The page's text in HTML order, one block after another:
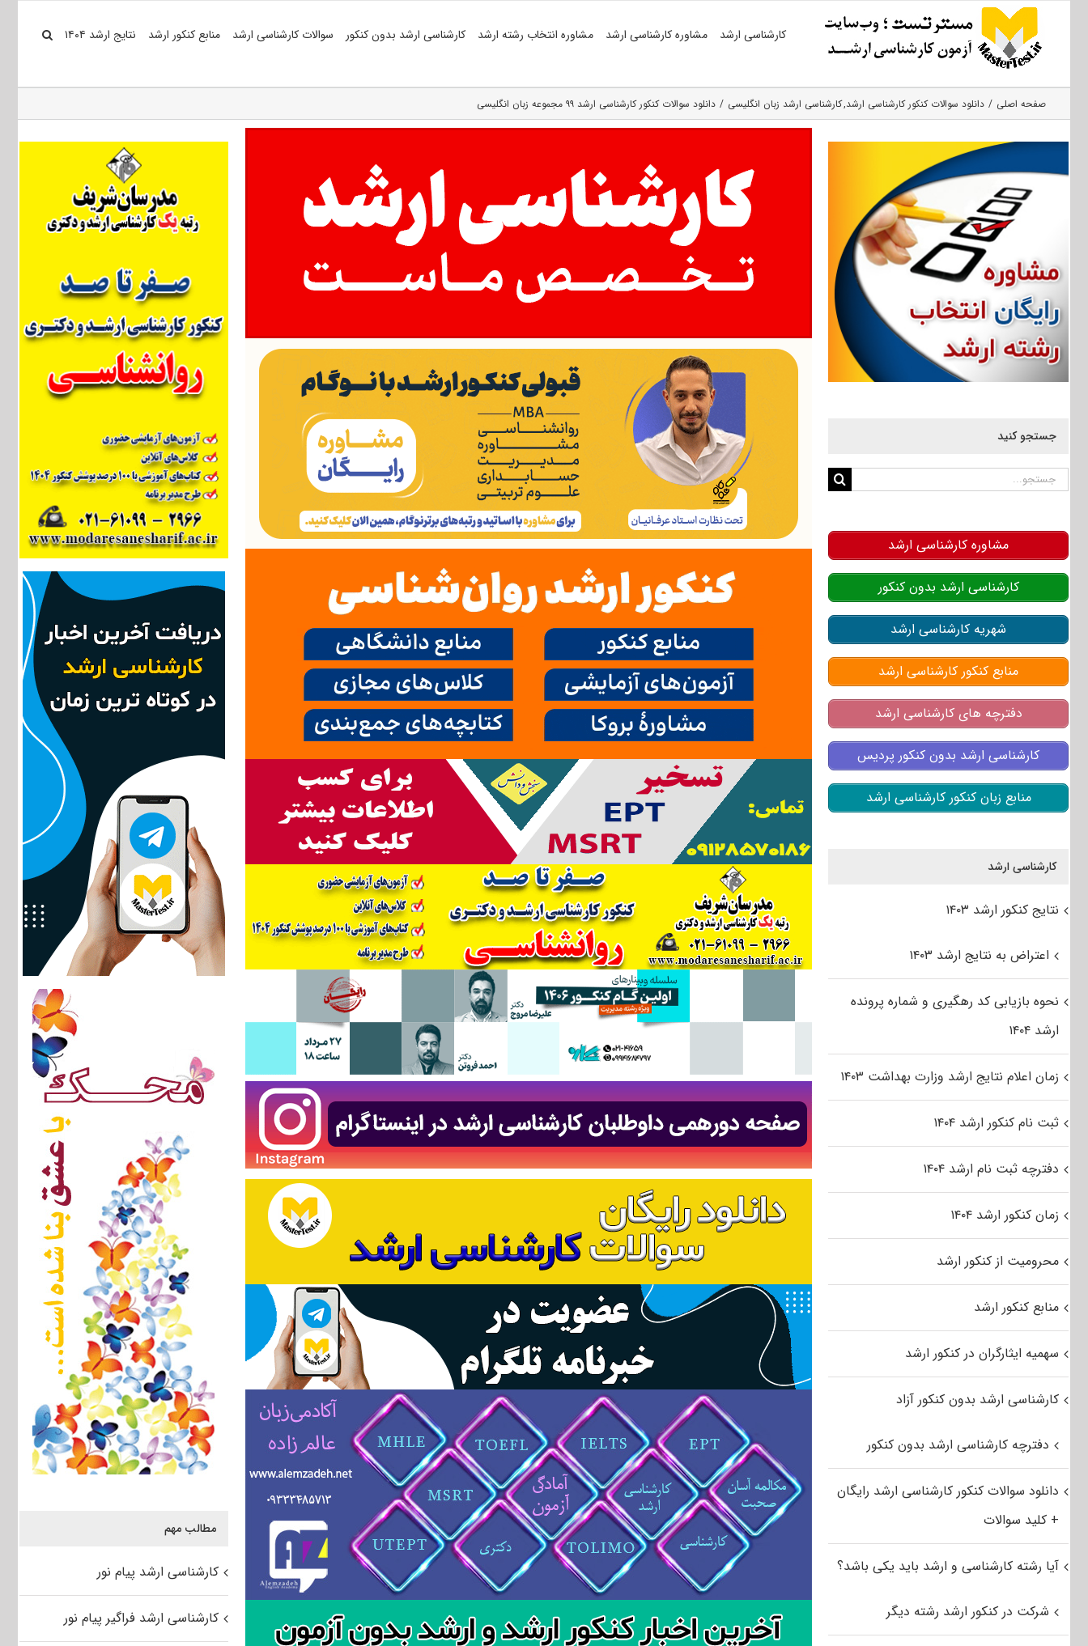
کارشناسی ارشد مشاوره کارشناسی ارشد مشاوره انتخاب رشته ارشد کارشناسی ارشد بدون کنکور سوالات کارشناسی ارشد منابع کنکور ارشد نتایج ارشد ۱۴۰۴
صفحه اصلی دانلود سوالات کنکور کارشناسی ارشد کارشناسی ارشد زبان انگلیسی دانلود سوالات کنکور کارشناسی ارشد ۹۹ مجموعه زبان انگلیسی
مطالب مهم
کارشناسی ارشد پیام نور
کارشناسی ارشد فراگیر پیام نور
جستجو کنید
جستجو
مشاوره کارشناسی ارشد
کارشناسی ارشد بدون کنکور
شهریه کارشناسی ارشد
منابع کنکور کارشناسی ارشد
دفترچه های کارشناسی ارشد
کارشناسی ارشد بدون کنکور پردیس
منابع زبان کنکور کارشناسی ارشد
کارشناسی ارشد
نتایج کنکور ارشد ۱۴۰۳
اعتراض به نتایج ارشد ۱۴۰۳
نحوه بازیابی کد رهگیری و شماره پرونده
ارشد ۱۴۰۴
زمان اعلام نتایج ارشد وزارت بهداشت ۱۴۰۳
ثبت نام کنکور ارشد ۱۴۰۴
دفترچه ثبت نام ارشد ۱۴۰۴
زمان کنکور ارشد ۱۴۰۴
محرومیت از کنکور ارشد
منابع کنکور ارشد
سهمیه ایثارگران در کنکور ارشد
کارشناسی ارشد بدون کنکور آزاد
دفترچه کارشناسی ارشد بدون کنکور
دانلود سوالات کنکور کارشناسی ارشد رایگان
+ کلید سوالات
آیا رشته کارشناسی و ارشد باید یکی باشد؟
شرکت در کنکور ارشد رشته دیگر